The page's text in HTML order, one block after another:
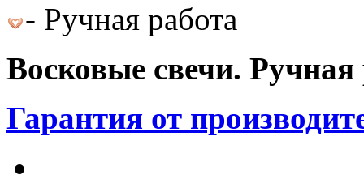
- Ручная работа
Восковые свечи. Ручная
Гарантия от